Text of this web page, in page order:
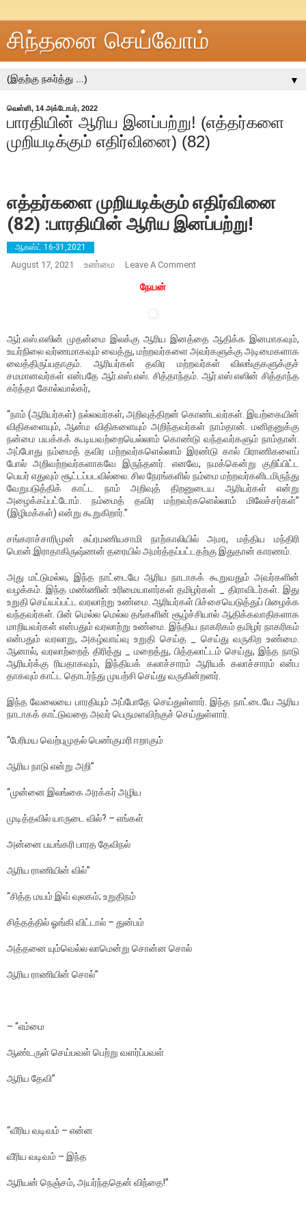
சிந்தனை செய்வோம்
▼
வெள்ளி, 14 அக்டோபர், 2022
பாரதியின் ஆரிய இனப்பற்று! (எத்தர்களை
முறியடிக்கும் எதிர்வினை) (82)
எத்தர்களை முறியடிக்கும் எதிர்வினை
(82) :பாரதியின் ஆரிய இனப்பற்று!
ஆகஸ்ட் 16-31,2021
August 17, 2021 உண்மை Leave A CommentOn
இனப்பற்று!
நேயன்
ஆர்.எஸ்.எஸின் முதன்மை இலக்கு ஆரிய இனத்தை ஆதிக்க இனமாகவும்,
உயர்நிலை வர்ணமாகவும் வைத்து, மற்றவர்களை அவர்களுக்கு அடிமைகளாக
வைத்திருப்பதாகும். ஆரியர்கள் தவிர மற்றவர்கள் விலங்குகளுக்குச்
சமமானவர்கள் என்பதே ஆர்.எஸ்.எஸ். சித்தாந்தம். ஆர்.எஸ்.எஸின் சித்தாந்த
கர்த்தா கோல்வால்கர்,
“நாம் (ஆரியர்கள்) நல்லவர்கள், அறிவுத்திறன் கொண்டவர்கள். இயற்கையின்
விதிகளையும், ஆன்ம விதிகளையும் அறிந்தவர்கள் நாம்தான். மனிதனுக்கு
நன்மை பயக்கக் கூடியவற்றையெல்லாம் கொண்டு வந்தவர்களும் நாம்தான்.
அப்போது நம்மைத் தவிர மற்றவர்களெல்லாம் இரண்டு கால் பிராணிகளைப்
போல் அறிவற்றவர்களாகவே இருந்தனர். எனவே, நமக்கென்று குறிப்பிட்ட
பெயர் எதுவும் சூட்டப்படவில்லை. சில நேரங்களில் நம்மை மற்றவர்களிடமிருந்து
வேறுபடுத்திக் காட்ட நாம் அறிவுத் திறனுடைய ஆரியர்கள் என்று
அழைக்கப்பட்டோம். நம்மைத் தவிர மற்றவர்களெல்லாம் மிலேச்சர்கள்’’
(இழிமக்கள்) என்று கூறுகிறார்.’’
சங்கராச்சாரிமுன் சுப்ரமணியசாமி நாற்காலியில் அமர, மத்திய மந்திரி
பொன்.இராதாகிருஷ்ணன் தரையில் அமர்த்தப்பட்டதற்கு இதுதான் காரணம்.
அது மட்டுமல்ல, இந்த நாட்டையே ஆரிய நாடாகக் கூறுவதும் அவர்களின்
வழக்கம். இந்த மண்ணின் உரிமையாளர்கள் தமிழர்கள் _ திராவிடர்கள். இது
உறுதி செய்யப்பட்ட வரலாற்று உண்மை. ஆரியர்கள் பிச்சையெடுத்துப் பிழைக்க
வந்தவர்கள். பின் மெல்ல மெல்ல தங்களின் சூழ்ச்சியால் ஆதிக்கவாதிகளாக
மாறியவர்கள் என்பதும் வரலாற்று உண்மை. இந்திய நாகரிகம் தமிழர் நாகரிகம்
என்பதும் வரலாறு, அகழ்வாய்வு உறுதி செய்த _ செய்து வருகிற உண்மை.
ஆனால், வரலாற்றைத் திரித்து _ மறைத்து, பித்தலாட்டம் செய்து, இந்த நாடு
ஆரியர்க்கு ரியதாகவும், இந்தியக் கலாச்சாரம் ஆரியக் கலாச்சாரம் என்ப
தாகவும் காட்ட தொடர்ந்து முயற்சி செய்து வருகின்றனர்.
இந்த வேலையை பாரதியும் அப்போதே செய்துள்ளார். இந்த நாட்டையே ஆரிய
நாடாகக் காட்டுவதை அவர் பெருமளவிற்குச் செய்துள்ளார்.
“பேரிமய வெற்புமுதல் பெண்குமரி ஈறாகும்
ஆரிய நாடு என்று அறி’’
“முன்னை இலங்கை அரக்கர் அழிய
முடித்தவில் யாருடை வில்? – எங்கள்
அன்னை பயங்கரி பாரத தேவிநல்
ஆரிய ராணியின் வில்”
“சித்த மயம் இவ் வுலகம்; உறுதிநம்
சித்தத்தில் ஓங்கி விட்டால் – துன்பம்
அத்தனை யும்வெல்ல லாமென்று சொன்ன சொல்
ஆரிய ராணியின் சொல்”
– “எம்மை
ஆண்டருள் செய்பவள் பெற்று வளர்ப்பவள்
ஆரிய தேவி”
“வீரிய வடிவம் – என்ன
வீரிய வடிவம் – இந்த
ஆரியன் நெஞ்சம், அயர்ந்ததென் விந்தை!”